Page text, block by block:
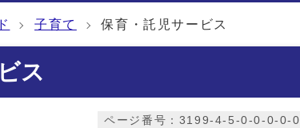
子育て 保育・託児サービス
ス
ページ番号：3199-4-5-0-0-0-0-